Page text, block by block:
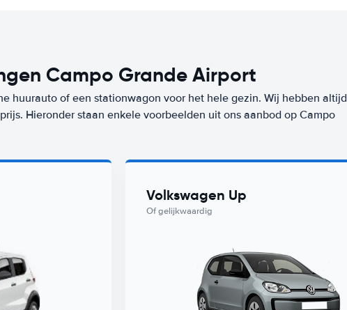
Campo Grande Airport
huurauto of een stationwagon voor het hele gezin. Wij hebben altijd
Hieronder staan enkele voorbeelden uit ons aanbod op Campo
Volkswagen Up
Of gelijkwaardig